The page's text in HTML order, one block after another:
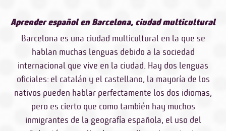
Aprender español en Barcelona, ciudad multicultural
Barcelona es una ciudad multicultural en la que se
hablan muchas lenguas debido a la sociedad
internacional que vive en la ciudad. Hay dos lenguas
oficiales: el catalán y el castellano, la mayoría de los
nativos pueden hablar perfectamente los dos idiomas,
pero es cierto que como también hay muchos
inmigrantes de la geografía española, el uso del